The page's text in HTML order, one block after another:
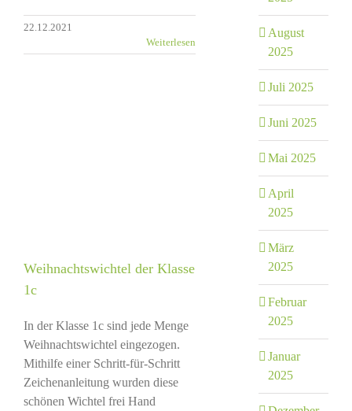
22.12.2021
Weiterlesen
Weihnachtswichtel der Klasse
1c
In der Klasse 1c sind jede Menge
Weihnachtswichtel eingezogen.
Mithilfe einer Schritt-für-Schritt
Zeichenanleitung wurden diese
schönen Wichtel frei Hand
August
2025
Juli 2025
Juni 2025
Mai 2025
April
2025
März
2025
Februar
2025
Januar
2025